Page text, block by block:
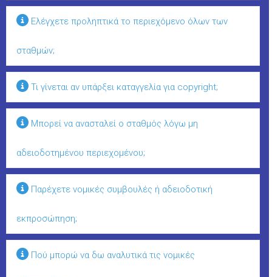
Ελέγχετε προληπτικά το περιεχόμενο όλων των
σταθμών;
Τι γίνεται αν υπάρξει καταγγελία για copyright;
Μπορεί να ανασταλεί ο σταθμός λόγω μη
αδειοδοτημένου περιεχομένου;
Παρέχετε νομικές συμβουλές ή αδειοδοτική
εκπροσώπηση;
Πού μπορώ να δω αναλυτικά τις νομικές